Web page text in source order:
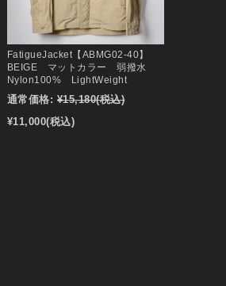
FatigueJacket【ABMG02-40】
BEIGE マットカラー 弱撥水
Nylon100% LightWeight
通常価格: ¥15,180(税込)
¥11,000(税込)